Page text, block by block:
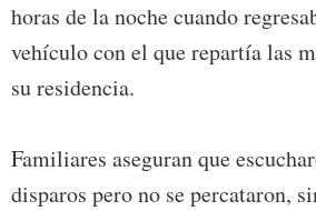
horas de la noche cuando
vehículo con el que repartía las
su residencia.
Familiares aseguran que
disparos pero no se percataron,